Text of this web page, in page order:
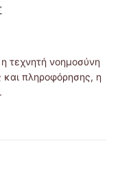
τεχνητή νοημοσύνη
και πληροφόρησης, η